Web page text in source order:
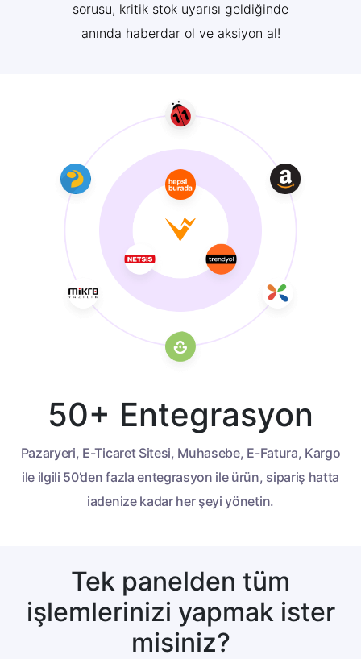
sorusu, kritik stok uyarısı geldiğinde
anında haberdar ol ve aksiyon al!
50+ Entegrasyon
Pazaryeri, E-Ticaret Sitesi, Muhasebe, E-Fatura, Kargo
ile ilgili 50’den fazla entegrasyon ile ürün, sipariş hatta
iadenize kadar her şeyi yönetin.
Tek panelden tüm
işlemlerinizi yapmak ister
misiniz?